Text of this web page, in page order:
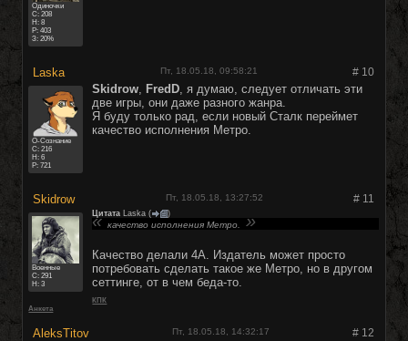
Одиночки
C:208
Н: 8
Р: 403
З: 20%
Lаskа # 10
Пт, 18.05.18, 09:58:21
О-Сознание
C:216
Н: 6
Р: 721
Skidrow FredD , я думаю, следует отличать эти
две игры, они даже разного жанра.
Я буду только рад, если новый Сталк переймет
качество исполнения Метро.
Skidrow # 11
Пт, 18.05.18, 13:27:52
Военные
C:291
Н: 3
Цитата Lаskа ( )
качество исполнения Метро.
Качество делали 4А. Издатель может просто
потребовать сделать такое же Метро, но в другом
сеттинге, от в чем беда-то.
КПК
Анкета
AleksTitov # 12
Пт, 18.05.18, 14:32:17